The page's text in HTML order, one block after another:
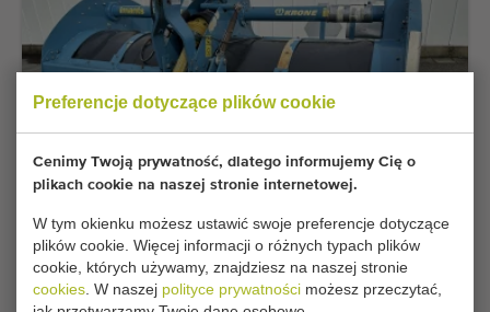
Preferencje dotyczące plików cookie
Cenimy Twoją prywatność, dlatego informujemy Cię o
plikach cookie na naszej stronie internetowej.
W tym okienku możesz ustawić swoje preferencje dotyczące
plików cookie. Więcej informacji o różnych typach plików
cookie, których używamy, znajdziesz na naszej stronie
cookies . W naszej polityce prywatności możesz przeczytać,
Najlepsza okazja
Imants 37SX 300 DKH maszyna zlewkowa
300 cm z wałem grabiącym
€ 11.750 € 11.500 Dodać